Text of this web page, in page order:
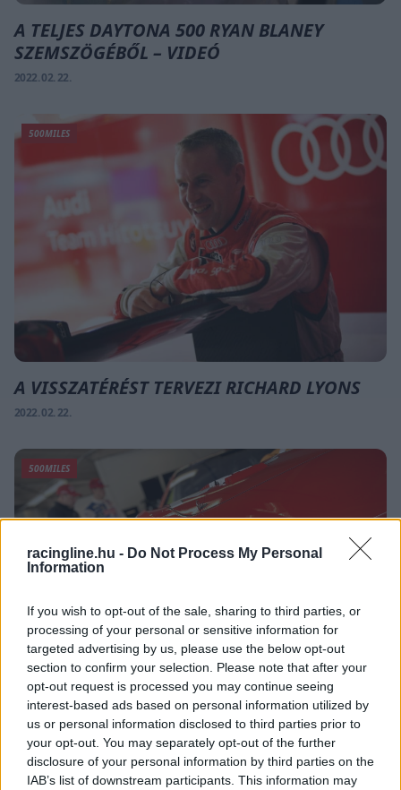
racingline.hu - Do Not Process My Personal
Information
If you wish to opt-out of the sale, sharing to third parties, or
processing of your personal or sensitive information for
targeted advertising by us, please use the below opt-out
section to confirm your selection. Please note that after your
opt-out request is processed you may continue seeing
interest-based ads based on personal information utilized by
us or personal information disclosed to third parties prior to
your opt-out. You may separately opt-out of the further
disclosure of your personal information by third parties on the
IAB’s list of downstream participants. This information may
A TELJES DAYTONA 500 RYAN BLANEY
SZEMSZÖGÉBŐL – VIDEÓ
2022. 02. 22.
500MILES
A VISSZATÉRÉST TERVEZI RICHARD LYONS
2022. 02. 22.
500MILES
AZ UTOLSÓ EDZÉST IS BEHÚZTÁK A FORDOK
DAYTONÁBAN